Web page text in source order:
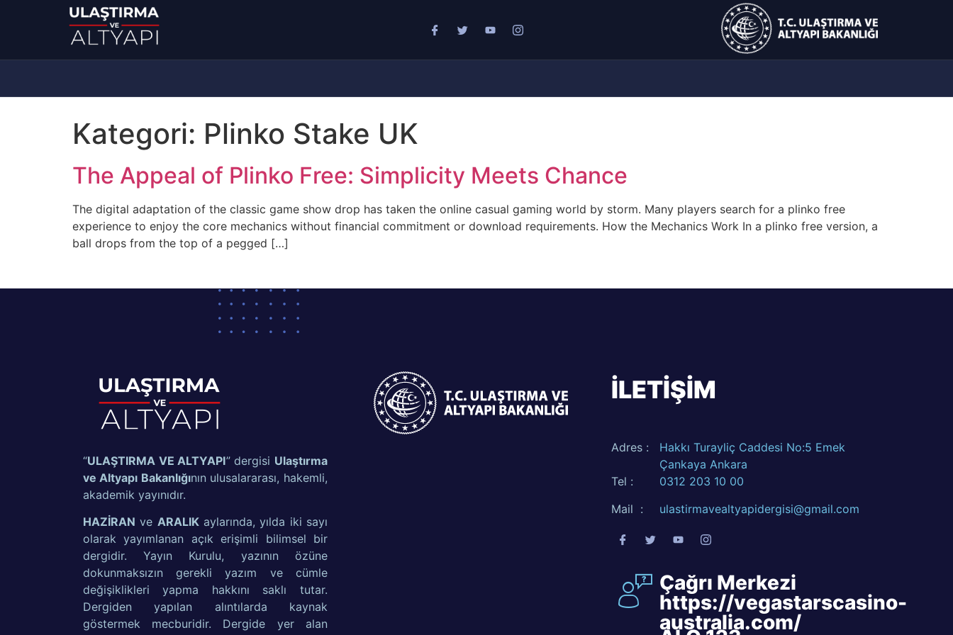
Kategori: Plinko Stake UK
The Appeal of Plinko Free: Simplicity Meets Chance
The digital adaptation of the classic game show drop has taken the online casual gaming world by storm. Many players search for a plinko free
experience to enjoy the core mechanics without financial commitment or download requirements. How the Mechanics Work In a plinko free version, a
ball drops from the top of a pegged […]
“ULAŞTIRMA VE ALTYAPI” dergisi Ulaştırma
ve Altyapı Bakanlığının ulusalararası, hakemli,
akademik yayınıdır.
HAZİRAN ve ARALIKaylarında, yılda iki sayı
olarak yayımlanan açık erişimli bilimsel bir
dergidir. Yayın Kurulu, yazının özüne
dokunmaksızın gerekli yazım ve cümle
değişiklikleri yapma hakkını saklı tutar.
Dergiden yapılan alıntılarda kaynak
göstermek mecburidir. Dergide yer alan
İLETİŞİM
Adres :
Hakkı Turayliç Caddesi No:5 Emek
Çankaya Ankara
Tel :
0312 203 10 00
Mail :
ulastirmavealtyapidergisi@gmail.com
Çağrı Merkezi
https://vegastarscasino-
australia.com/